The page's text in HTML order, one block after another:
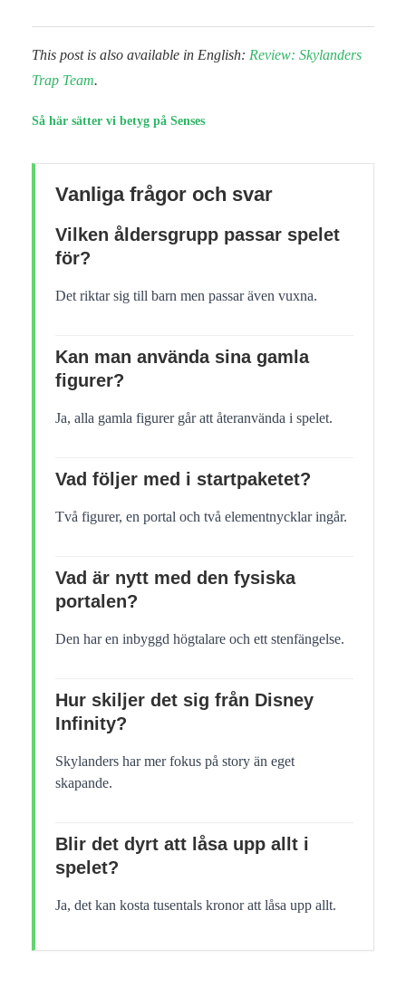
This post is also available in English: Review: Skylanders
Trap Team.
Så här sätter vi betyg på Senses
Vanliga frågor och svar
Vilken åldersgrupp passar spelet
för?
Det riktar sig till barn men passar även vuxna.
Kan man använda sina gamla
figurer?
Ja, alla gamla figurer går att återanvända i spelet.
Vad följer med i startpaketet?
Två figurer, en portal och två elementnycklar ingår.
Vad är nytt med den fysiska
portalen?
Den har en inbyggd högtalare och ett stenfängelse.
Hur skiljer det sig från Disney
Infinity?
Skylanders har mer fokus på story än eget
skapande.
Blir det dyrt att låsa upp allt i
spelet?
Ja, det kan kosta tusentals kronor att låsa upp allt.